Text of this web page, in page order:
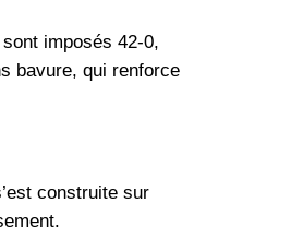
imposés 42-0,
bavure, qui renforce
construite sur